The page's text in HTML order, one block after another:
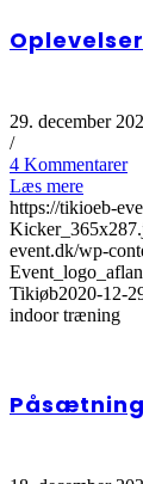
29. december
/
4 Kommentarer
Læs mere
https://tikioeb-
event.dk/wp-
Tikiøb2020-12-
indoor træning